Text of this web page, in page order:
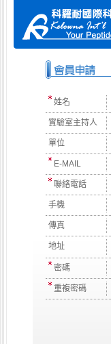
姓名
實驗室主持人
單位
E-MAIL
聯絡電話
手機
傳真
地址
密碼
重複密碼